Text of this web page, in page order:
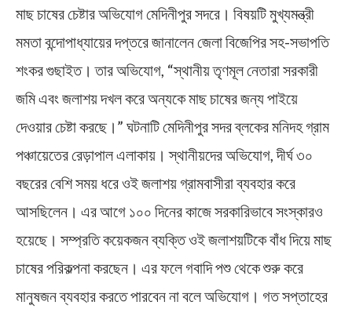
মাছ চাষের চেষ্টার অভিযোগ মেদিনীপুর সদরে। বিষয়টি মুখ্যমন্ত্রী
মমতা বন্দোপাধ্যায়ের দপ্তরে জানালেন জেলা বিজেপির সহ-সভাপতি
শংকর গুছাইত। তার অভিযোগ, “স্থানীয় তৃণমূল নেতারা সরকারী
জমি এবং জলাশয় দখল করে অন্যকে মাছ চাষের জন্য পাইয়ে
দেওয়ার চেষ্টা করছে।” ঘটনাটি মেদিনীপুর সদর ব্লকের মনিদহ গ্রাম
পঞ্চায়েতের রেড়াপাল এলাকায়। স্থানীয়দের অভিযোগ, দীর্ঘ ৩০
বছরের বেশি সময় ধরে ওই জলাশয় গ্রামবাসীরা ব্যবহার করে
আসছিলেন। এর আগে ১০০ দিনের কাজে সরকারিভাবে সংস্কারও
হয়েছে। সম্প্রতি কয়েকজন ব্যক্তি ওই জলাশয়টিকে বাঁধ দিয়ে মাছ
চাষের পরিকল্পনা করছেন। এর ফলে গবাদি পশু থেকে শুরু করে
মানুষজন ব্যবহার করতে পারবেন না বলে অভিযোগ। গত সপ্তাহের